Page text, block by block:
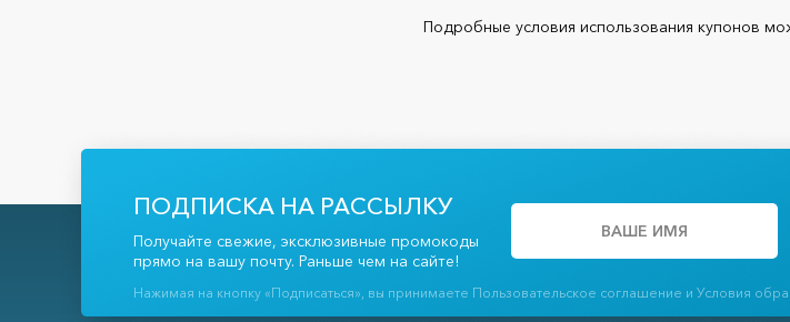
Подробные условия использования купонов
ПОДПИСКА НА РАССЫЛКУ
Получайте свежие, эксклюзивные промокоды
прямо на вашу почту. Раньше чем на сайте!
Нажимая на кнопку «Подписаться», вы принимаете Пользовательское соглашение и Условия